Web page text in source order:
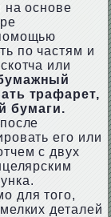
на основе
по частям и
или
трафарет,
бумаги.
его или
с двух
для того,
деталей